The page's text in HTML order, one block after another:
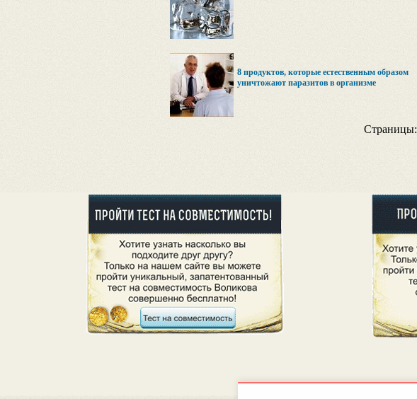
8 продуктов, которые естественным образом
уничтожают паразитов в организме
Страницы: